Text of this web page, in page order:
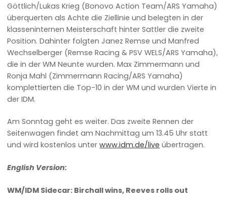
Göttlich/Lukas Krieg (Bonovo Action Team/ARS Yamaha)
überquerten als Achte die Ziellinie und belegten in der
klasseninternen Meisterschaft hinter Sattler die zweite
Position. Dahinter folgten Janez Remse und Manfred
Wechselberger (Remse Racing & PSV WELS/ARS Yamaha),
die in der WM Neunte wurden. Max Zimmermann und
Ronja Mahl (Zimmermann Racing/ARS Yamaha)
komplettierten die Top-10 in der WM und wurden Vierte in
der IDM.
Am Sonntag geht es weiter. Das zweite Rennen der
Seitenwagen findet am Nachmittag um 13.45 Uhr statt
und wird kostenlos unterwww.idm.de/live übertragen.
English Version:
WM/IDM Sidecar: Birchall wins, Reeves rolls out